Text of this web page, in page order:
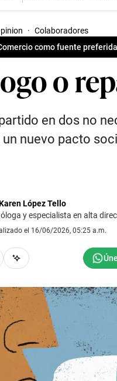
· Colaboradores
como fuente
o
en dos no
nuevo pacto
López Tello
y especialista en alta
el 16/06/2026, 05:25 a.m.